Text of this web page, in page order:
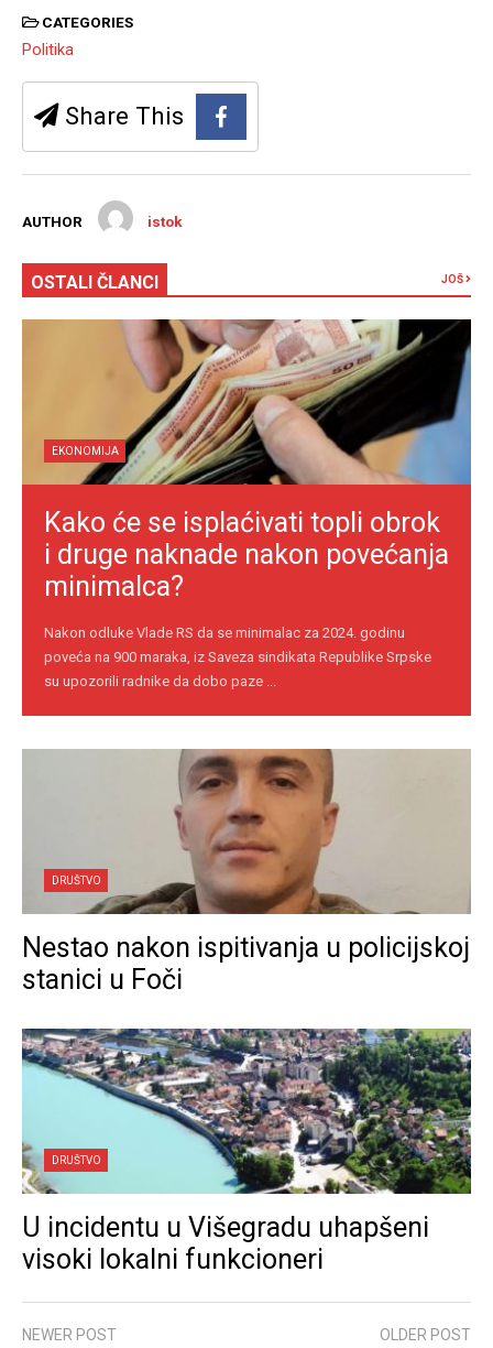
CATEGORIES
Politika
Share This
AUTHOR istok
OSTALI ČLANCI JOŠ
EKONOMIJA
Kako će se isplaćivati topli obrok
i druge naknade nakon povećanja
minimalca?
Nakon odluke Vlade RS da se minimalac za 2024. godinu
poveća na 900 maraka, iz Saveza sindikata Republike Srpske
su upozorili radnike da dobo paze ...
DRUŠTVO
Nestao nakon ispitivanja u policijskoj
stanici u Foči
DRUŠTVO
U incidentu u Višegradu uhapšeni
visoki lokalni funkcioneri
NEWER POST OLDER POST